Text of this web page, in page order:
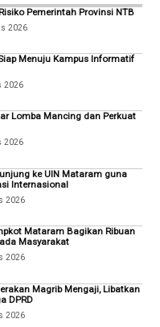
Pemerintah Provinsi NTB
2026
Menuju Kampus Informatif
2026
Lomba Mancing dan Perkuat
2026
ke UIN Mataram guna
Internasional
2026
Mataram Bagikan Ribuan
Masyarakat
2026
Magrib Mengaji, Libatkan
DPRD
2026